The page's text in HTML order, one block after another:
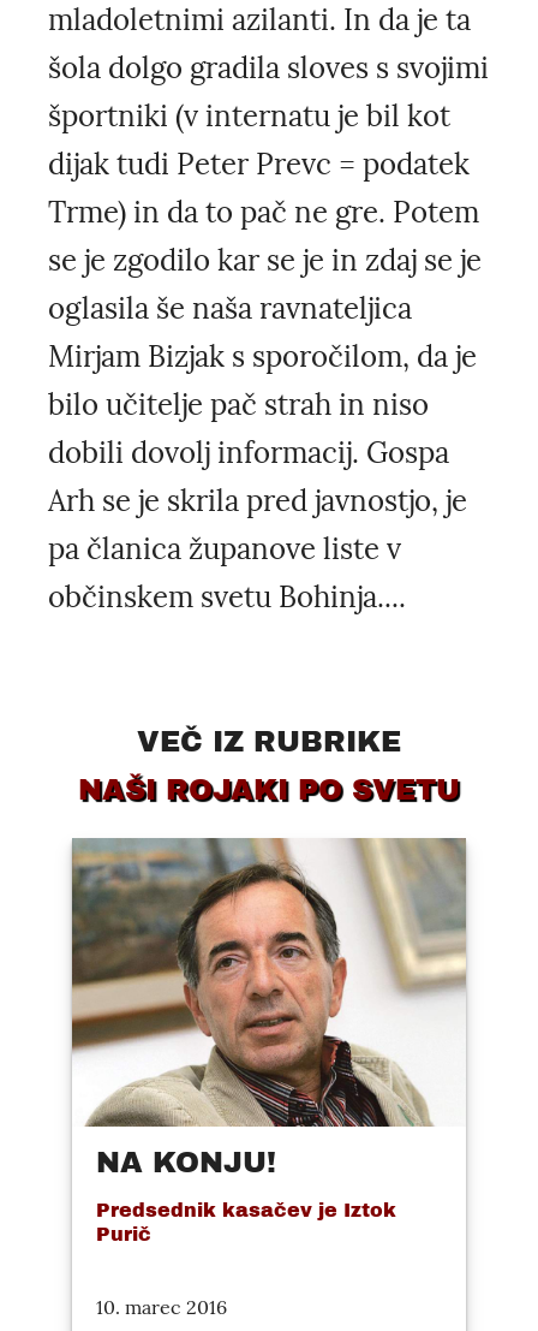
mladoletnimi azilanti. In da je ta
šola dolgo gradila sloves s svojimi
športniki (v internatu je bil kot
dijak tudi Peter Prevc = podatek
Trme) in da to pač ne gre. Potem
se je zgodilo kar se je in zdaj se je
oglasila še naša ravnateljica
Mirjam Bizjak s sporočilom, da je
bilo učitelje pač strah in niso
dobili dovolj informacij. Gospa
Arh se je skrila pred javnostjo, je
pa članica županove liste v
občinskem svetu Bohinja....
VEČ IZ RUBRIKE
NAŠI ROJAKI PO SVETU
NA KONJU!
Predsednik kasačev je Iztok
Purič
10. marec 2016